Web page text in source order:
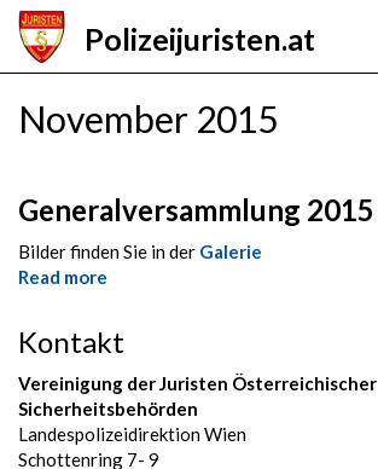
Skip
main
Polizeijuristen.at
November 2015
Generalversammlung 2015
Bilder finden Sie in der Galerie
Read more
Kontakt
Vereinigung der Juristen Österreichischer
Sicherheitsbehörden
Landespolizeidirektion Wien
Schottenring 7- 9